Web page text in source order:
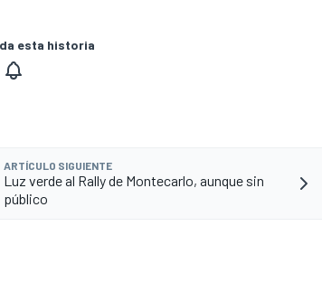
esta historia
ARTÍCULO SIGUIENTE
Luz verde al Rally de Montecarlo, aunque sin
público